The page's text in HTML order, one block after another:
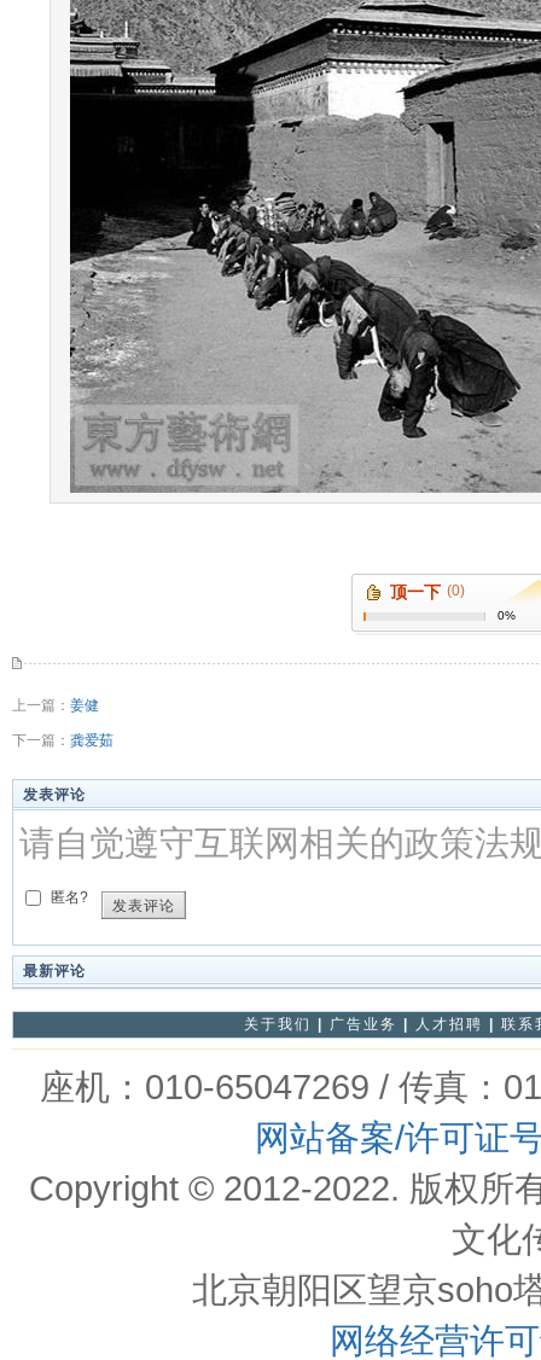
顶一下 (0)
0%
上一篇： 姜健
下一篇： 龚爱茹
发表评论
请自觉遵守互联网相关的政策法
匿名?
发表评论
最新评论
关于我们 广告业务 人才招聘 联系
座机：010-65047269 / 传真：
网站备案/许可证
Copyright © 2012-2022. 版权所
文化
北京朝阳区望京soho
网络经营许